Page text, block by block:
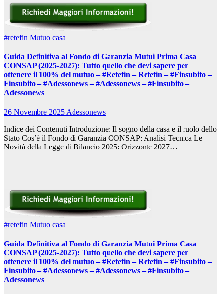
#retefin Mutuo casa
Guida Definitiva al Fondo di Garanzia Mutui Prima Casa
CONSAP (2025-2027): Tutto quello che devi sapere per
ottenere il 100% del mutuo – #Retefin – Retefin – #Finsubito –
Finsubito – #Adessonews – #Adessonews – #Finsubito –
Adessonews
26 Novembre 2025 Adessonews
Indice dei Contenuti Introduzione: Il sogno della casa e il ruolo dello
Stato Cos’è il Fondo di Garanzia CONSAP: Analisi Tecnica Le
Novità della Legge di Bilancio 2025: Orizzonte 2027…
#retefin Mutuo casa
Guida Definitiva al Fondo di Garanzia Mutui Prima Casa
CONSAP (2025-2027): Tutto quello che devi sapere per
ottenere il 100% del mutuo – #Retefin – Retefin – #Finsubito –
Finsubito – #Adessonews – #Adessonews – #Finsubito –
Adessonews